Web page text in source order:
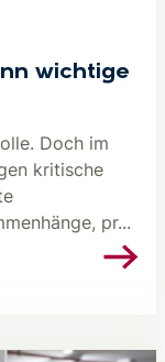
wichtige
Doch im
kritische
pr...